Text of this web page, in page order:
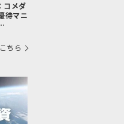
コメダ
待マニ
ちら